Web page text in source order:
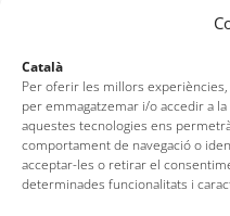
Català
Per oferir les millors
per emmagatzemar i/o accedir a
aquestes tecnologies ens
comportament de navegació o
acceptar-les o retirar el
determinades funcionalitats i
Oficina de
Av. del Pelegrí, 25 – Edificio
(Girona
Tel: + 00 34 972 340
Política de